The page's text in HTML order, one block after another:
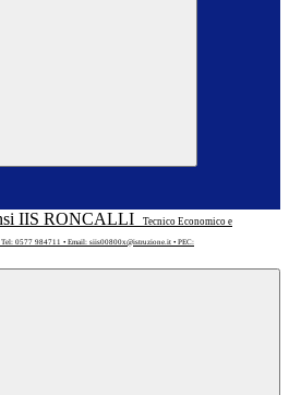
IIS RONCALLI
Tecnico Economico e
Tel: 0577 984711 • Email: siis00800x@istruzione.it • PEC: